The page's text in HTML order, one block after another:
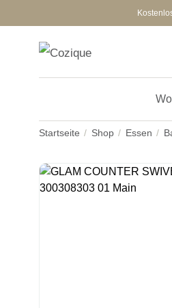
Startseite Shop Essen